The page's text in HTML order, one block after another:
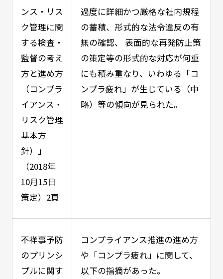
ンス・リス
ク管理に関
する検査・
監督の考え
方と進め方
（コンプラ
イアンス・
リスク管理
基本方
針）」
（2018年
10月15日
策定）2頁
過度に詳細かつ厳格な社内規程
の蓄積、形式的な法令違反の有
無の確認、 表面的な再発防止策
の策定等の形式的な対応が何重
にも積み重なり、いわゆる「コ
ンプラ疲れ」が生じている（中
略）等の傾向が見られた。
不祥事予防
のプリンシ
プルに関す
コンプライアンス推進の進め方
や「コンプラ疲れ」に関して、
以下の指摘があった。